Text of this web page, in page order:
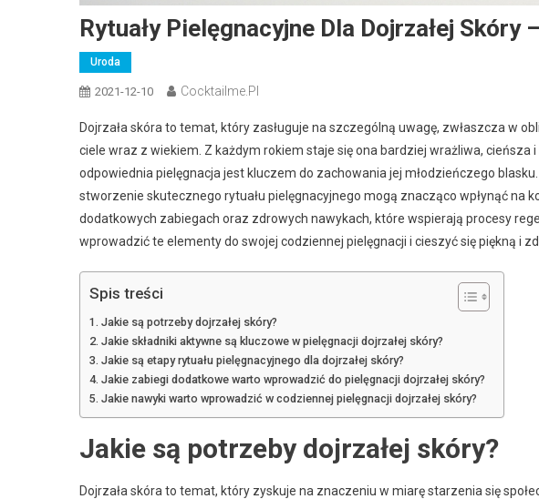
Rytuały Pielęgnacyjne Dla Dojrzałej Skóry
Uroda
2021-12-10 Cocktailme.pl
Dojrzała skóra to temat, który zasługuje na szczególną uwagę, zwłaszcza w
ciele wraz z wiekiem. Z każdym rokiem staje się ona bardziej wrażliwa, cieńsza
odpowiednia pielęgnacja jest kluczem do zachowania jej młodzieńczego
stworzenie skutecznego rytuału pielęgnacyjnego mogą znacząco wpłynąć na
dodatkowych zabiegach oraz zdrowych nawykach, które wspierają procesy
wprowadzić te elementy do swojej codziennej pielęgnacji i cieszyć się piękną i
Spis treści
Jakie są potrzeby dojrzałej skóry?
Jakie składniki aktywne są kluczowe w pielęgnacji dojrzałej skóry?
Jakie są etapy rytuału pielęgnacyjnego dla dojrzałej skóry?
Jakie zabiegi dodatkowe warto wprowadzić do pielęgnacji dojrzałej skóry?
Jakie nawyki warto wprowadzić w codziennej pielęgnacji dojrzałej skóry?
Jakie są potrzeby dojrzałej skóry?
Dojrzała skóra to temat, który zyskuje na znaczeniu w miarę starzenia się